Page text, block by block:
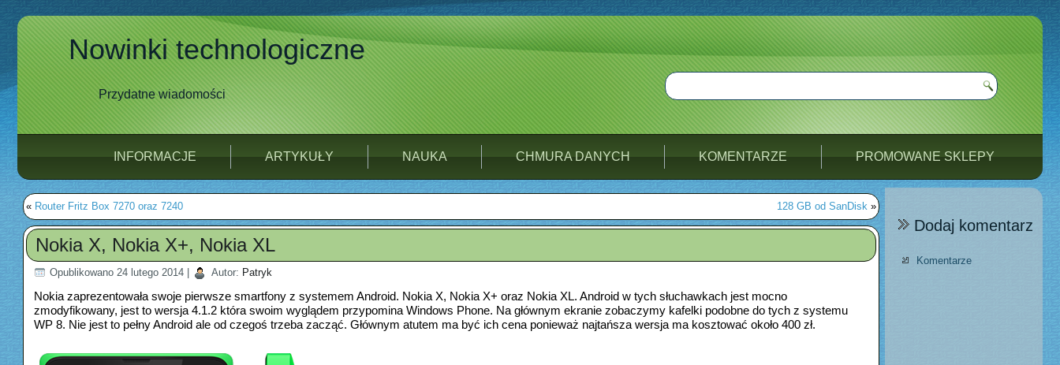
Nowinki technologiczne
Przydatne wiadomości
INFORMACJE ARTYKUŁY NAUKA CHMURA DANYCH KOMENTARZE PROMOWANE SKLEPY
« Router Fritz Box 7270 oraz 7240 128 GB od SanDisk »
Nokia X, Nokia X+, Nokia XL
Opublikowano 24 lutego 2014 Autor: Patryk
Nokia zaprezentowała swoje pierwsze smartfony z systemem Android. Nokia X, Nokia X+ oraz Nokia XL. Android w tych słuchawkach jest mocno
zmodyfikowany, jest to wersja 4.1.2 która swoim wyglądem przypomina Windows Phone. Na głównym ekranie zobaczymy kafelki podobne do tych z systemu
WP 8. Nie jest to pełny Android ale od czegoś trzeba zacząć. Głównym atutem ma być ich cena ponieważ najtańsza wersja ma kosztować około 400 zł.
Dodaj komentarz
Komentarze